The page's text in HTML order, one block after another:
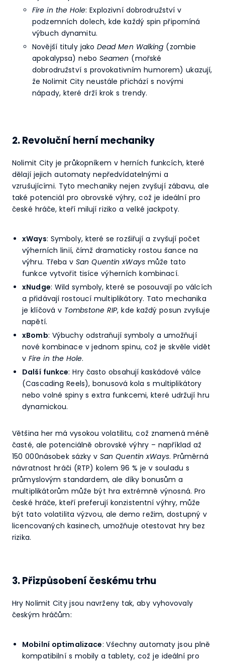
Fire in the Hole: Explozivní dobrodružství v
podzemních dolech, kde každý spin připomíná
výbuch dynamitu.
Novější tituly jako Dead Men Walking (zombie
apokalypsa) nebo Seamen (mořské
dobrodružství s provokativním humorem) ukazují,
že Nolimit City neustále přichází s novými
nápady, které drží krok s trendy.
2. Revoluční herní mechaniky
Nolimit City je průkopníkem v herních funkcích, které
dělají jejich automaty nepředvídatelnými a
vzrušujícími. Tyto mechaniky nejen zvyšují zábavu, ale
také potenciál pro obrovské výhry, což je ideální pro
české hráče, kteří milují riziko a velké jackpoty.
xWays: Symboly, které se rozšiřují a zvyšují počet
výherních linií, čímž dramaticky rostou šance na
výhru. Třeba vSan Quentin xWaysmůže tato
funkce vytvořit tisíce výherních kombinací.
xNudge: Wild symboly, které se posouvají po válcích
a přidávají rostoucí multiplikátory. Tato mechanika
je klíčová v Tombstone RIP, kde každý posun zvyšuje
napětí.
xBomb: Výbuchy odstraňují symboly a umožňují
nové kombinace v jednom spinu, což je skvěle vidět
v Fire in the Hole.
Další funkce: Hry často obsahují kaskádové válce
(Cascading Reels), bonusová kola s multiplikátory
nebo volné spiny s extra funkcemi, které udržují hru
dynamickou.
Většina her má vysokou volatilitu, což znamená méně
časté, ale potenciálně obrovské výhry – například až
150 000násobek sázky vSan Quentin xWays. Průměrná
návratnost hráči (RTP) kolem 96 % je v souladu s
průmyslovým standardem, ale díky bonusům a
multiplikátorům může být hra extrémně výnosná. Pro
české hráče, kteří preferují konzistentní výhry, může
být tato volatilita výzvou, ale demo režim, dostupný v
licencovaných kasinech, umožňuje otestovat hry bez
rizika.
3. Přizpůsobení českému trhu
Hry Nolimit City jsou navrženy tak, aby vyhovovaly
českým hráčům:
Mobilní optimalizace: Všechny automaty jsou plně
kompatibilní s mobily a tablety, což je ideální pro